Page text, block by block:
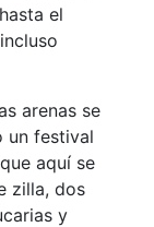
el
arenas se
un festival
aquí se
zilla, dos
y